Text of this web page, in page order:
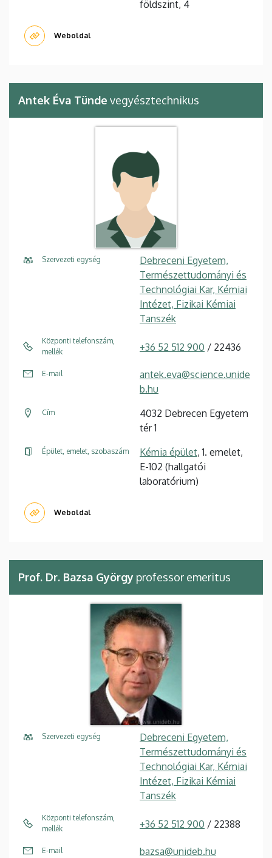
földszint, 4
Weboldal
Antek Éva Tünde vegyésztechnikus
Szervezeti egység
Debreceni Egyetem,
Természettudományi és
Technológiai Kar, Kémiai
Intézet, Fizikai Kémiai
Tanszék
Központi telefonszám,
mellék
+36 52 512 900 / 22436
E-mail
antek.eva@science.unide
b.hu
Cím
4032 Debrecen Egyetem
tér 1
Épület, emelet, szobaszám Kémia épület, 1. emelet,
E-102 (hallgatói
laboratórium)
Weboldal
Prof. Dr. Bazsa György professor emeritus
Szervezeti egység
Debreceni Egyetem,
Természettudományi és
Technológiai Kar, Kémiai
Intézet, Fizikai Kémiai
Tanszék
Központi telefonszám,
mellék
+36 52 512 900 / 22388
E-mail bazsa@unideb.hu